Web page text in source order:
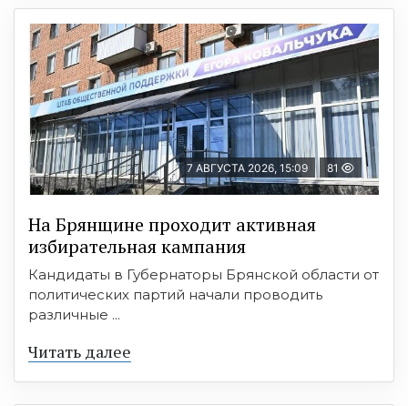
7 АВГУСТА 2026, 15:09 81
На Брянщине проходит активная
избирательная кампания
Кандидаты в Губернаторы Брянской области от
политических партий начали проводить
различные ...
Читать далее